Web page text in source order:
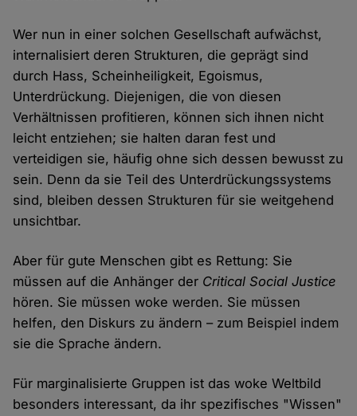
Wer nun in einer solchen Gesellschaft aufwächst,
internalisiert deren Strukturen, die geprägt sind
durch Hass, Scheinheiligkeit, Egoismus,
Unterdrückung. Diejenigen, die von diesen
Verhältnissen profitieren, können sich ihnen nicht
leicht entziehen; sie halten daran fest und
verteidigen sie, häufig ohne sich dessen bewusst zu
sein. Denn da sie Teil des Unterdrückungssystems
sind, bleiben dessen Strukturen für sie weitgehend
unsichtbar.
Aber für gute Menschen gibt es Rettung: Sie
müssen auf die Anhänger der Critical Social Justice
hören. Sie müssen woke werden. Sie müssen
helfen, den Diskurs zu ändern – zum Beispiel indem
sie die Sprache ändern.
Für marginalisierte Gruppen ist das woke Weltbild
besonders interessant, da ihr spezifisches "Wissen"